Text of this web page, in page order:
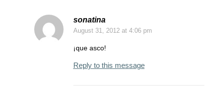
sonatina
August 31, 2012at 4:06 pm
¡que asco!
Reply to this message